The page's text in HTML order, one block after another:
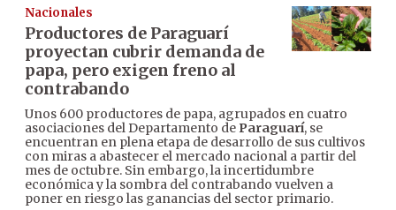
Nacionales
Productores de Paraguarí
proyectan cubrir demanda de
papa, pero exigen freno al
contrabando
Unos 600 productores de papa, agrupados en cuatro
asociaciones del Departamento de Paraguarí, se
encuentran en plena etapa de desarrollo de sus cultivos
con miras a abastecer el mercado nacional a partir del
mes de octubre. Sin embargo, la incertidumbre
económica y la sombra del contrabando vuelven a
poner en riesgo las ganancias del sector primario.